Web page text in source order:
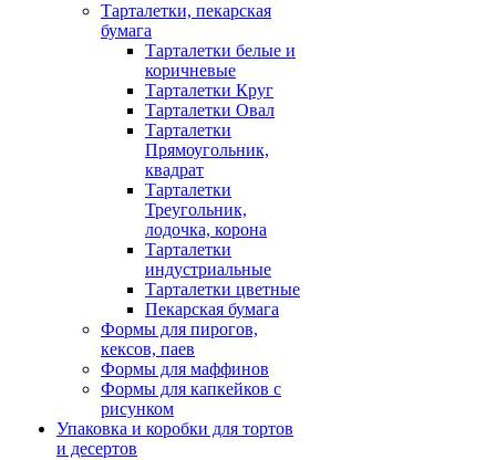
Тарталетки, пекарская
бумага
Тарталетки белые и
коричневые
Тарталетки Круг
Тарталетки Овал
Тарталетки
Прямоугольник,
квадрат
Тарталетки
Треугольник,
лодочка, корона
Тарталетки
индустриальные
Тарталетки цветные
Пекарская бумага
Формы для пирогов,
кексов, паев
Формы для маффинов
Формы для капкейков с
рисунком
Упаковка и коробки для тортов
и десертов